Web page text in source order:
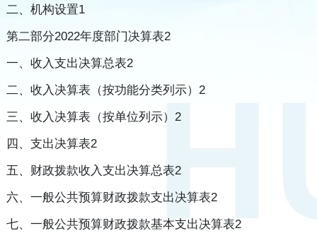
二、机构设置1
第二部分2022年度部门决算表2
一、收入支出决算总表2
二、收入决算表（按功能分类列示）2
三、收入决算表（按单位列示）2
四、支出决算表2
五、财政拨款收入支出决算总表2
六、一般公共预算财政拨款支出决算表2
七、一般公共预算财政拨款基本支出决算表2